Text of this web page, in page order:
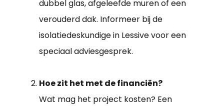
dubbel glas, afgeleefde muren of een
verouderd dak. Informeer bij de
isolatiedeskundige in Lessive voor een
speciaal adviesgesprek.
Hoe zit het met de financiën?
Wat mag het project kosten? Een